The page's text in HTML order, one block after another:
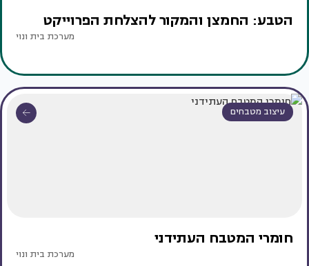
הטבע: החמצן והמקור להצלחת הפרוייקט
מערכת בית ונוי
עיצוב מטבחים
חומרי המטבח העתידני
מערכת בית ונוי